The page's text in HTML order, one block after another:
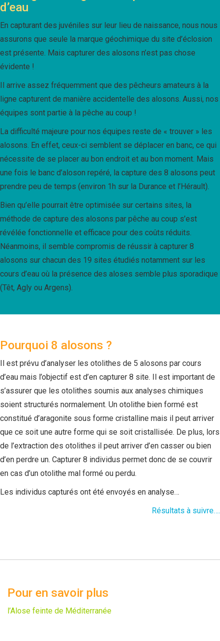
d’eau
En capturant des juvéniles sur leur lieu de naissance, nous nous
assurons que seule la marque géochimique du site d’éclosion
est présente. Mais capturer des alosons n’est pas chose
évidente !
Il arrive assez fréquemment que des pêcheurs amateurs à la
ligne capturent de manière accidentelle des alosons. Aussi, nos
équipes sont partie à la pêche au coup !
La difficulté majeure pour nos équipes reste de « trouver » les
alosons. En effet, ceux-ci semblent se déplacer en banc, ce qui
nécessite de se placer au bon endroit et au bon moment. Mais
une fois le banc d’aloson repéré, la capture des 8 alosons peut
prendre peu de temps (environ 1h sur la Durance et l’Hérault).
Bien qu’elle pourrait être optimisée sur certains sites, la
méthode de capture des alosons par pêche au coup s’est
révélée fonctionnelle et efficace pour des coûts réduits.
Néanmoins, il semble compromis de réussir à capturer 8
alosons sur chacun des 19 sites étudiés notamment sur les
cours d’eau où la présence des aloses semble plus sporadique
(Têt, Agly ou Argens).
Pourquoi 8 alosons ?
Il est prévu d’analyser les otolithes de 5 alosons par cours
d’eau mais l’objectif est d’en capturer 8 site. Il est important de
s’assurer que les otolithes soumis aux analyses chimiques
soient structurés normalement. Un otolithe bien formé est
constitué d’aragonite sous forme cristalline mais il peut arriver
que ce soit une autre forme qui se soit cristallisée. De plus, lors
de l’extraction des otolithes il peut arriver d’en casser ou bien
d’en perdre un. Capturer 8 individus permet donc de se couvrir
en cas d’un otolithe mal formé ou perdu.
Les individus capturés ont été envoyés en analyse…
Résultats à suivre….
Pour en savoir plus
l’Alose feinte de Méditerranée